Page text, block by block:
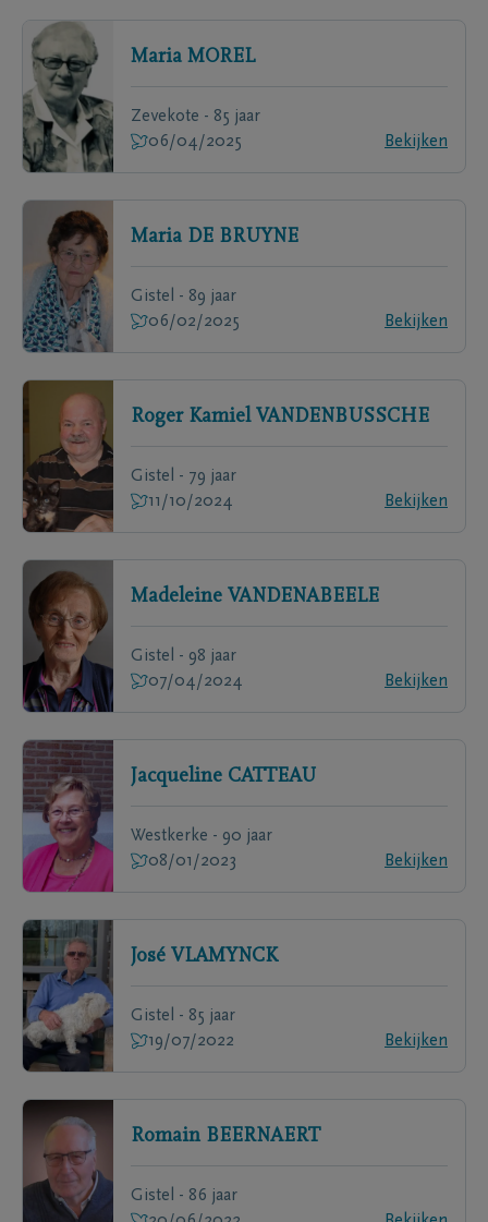
Maria MOREL
Zevekote - 85 jaar
06/04/2025
Bekijken
Maria DE BRUYNE
Gistel - 89 jaar
06/02/2025
Bekijken
Roger Kamiel VANDENBUSSCHE
Gistel - 79 jaar
11/10/2024
Bekijken
Madeleine VANDENABEELE
Gistel - 98 jaar
07/04/2024
Bekijken
Jacqueline CATTEAU
Westkerke - 90 jaar
08/01/2023
Bekijken
José VLAMYNCK
Gistel - 85 jaar
19/07/2022
Bekijken
Romain BEERNAERT
Gistel - 86 jaar